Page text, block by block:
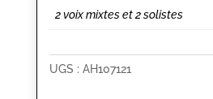
2 voix mixtes et 2 solistes
UGS : AH107121